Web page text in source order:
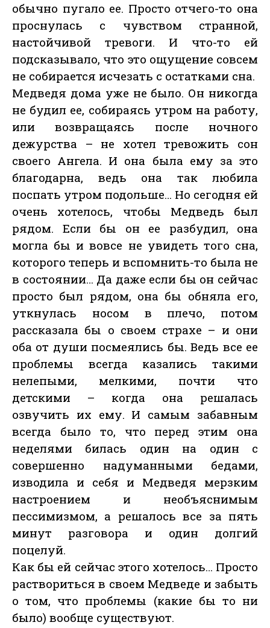
обычно пугало ее. Просто отчего-то она
проснулась с чувством странной,
настойчивой тревоги. И что-то ей
подсказывало, что это ощущение совсем
не собирается исчезать с остатками сна.
Медведя дома уже не было. Он никогда
не будил ее, собираясь утром на работу,
или возвращаясь после ночного
дежурства – не хотел тревожить сон
своего Ангела. И она была ему за это
благодарна, ведь она так любила
поспать утром подольше… Но сегодня ей
очень хотелось, чтобы Медведь был
рядом. Если бы он ее разбудил, она
могла бы и вовсе не увидеть того сна,
которого теперь и вспомнить-то была не
в состоянии… Да даже если бы он сейчас
просто был рядом, она бы обняла его,
уткнулась носом в плечо, потом
рассказала бы о своем страхе – и они
оба от души посмеялись бы. Ведь все ее
проблемы всегда казались такими
нелепыми, мелкими, почти что
детскими – когда она решалась
озвучить их ему. И самым забавным
всегда было то, что перед этим она
неделями билась один на один с
совершенно надуманными бедами,
изводила и себя и Медведя мерзким
настроением и необъяснимым
пессимизмом, а решалось все за пять
минут разговора и один долгий
поцелуй.
Как бы ей сейчас этого хотелось… Просто
раствориться в своем Медведе и забыть
о том, что проблемы (какие бы то ни
было) вообще существуют.